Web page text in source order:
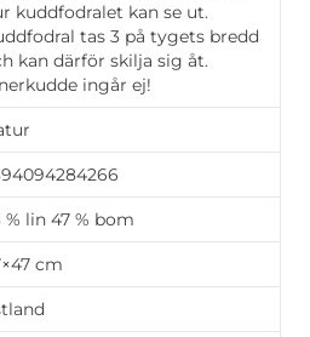
kuddfodralet kan se ut.
tas 3 på tygets bredd
kan därför skilja sig åt.
ingår ej!
% lin 47 % bom
cm